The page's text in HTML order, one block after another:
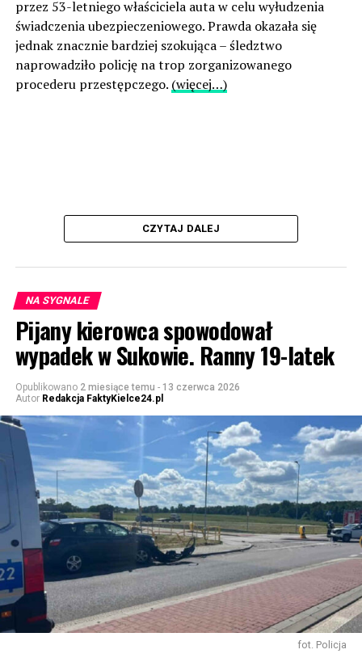
przez 53-letniego właściciela auta w celu wyłudzenia
świadczenia ubezpieczeniowego. Prawda okazała się
jednak znacznie bardziej szokująca – śledztwo
naprowadziło policję na trop zorganizowanego
procederu przestępczego. (więcej…)
CZYTAJ DALEJ
NA SYGNALE
Pijany kierowca spowodował
wypadek w Sukowie. Ranny 19-latek
Opublikowano 2 miesiące temu - 13 czerwca 2026
Autor Redakcja FaktyKielce24.pl
fot. Policja